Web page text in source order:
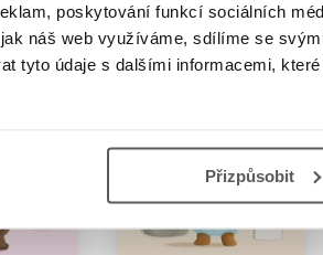
poskytování funkcí sociálních
náš web využíváme, sdílíme se
tyto údaje s dalšími informacemi,
Přizpůsobit